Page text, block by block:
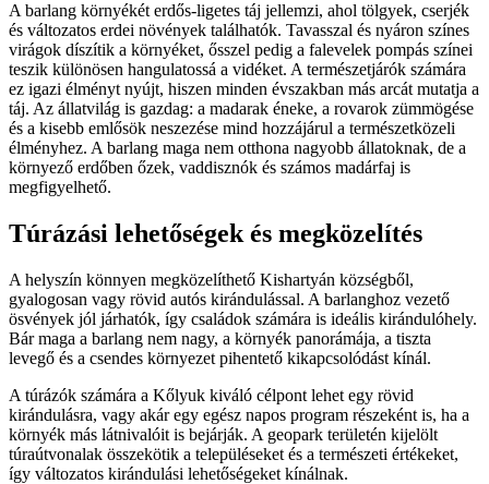
A barlang környékét erdős-ligetes táj jellemzi, ahol tölgyek, cserjék
és változatos erdei növények találhatók. Tavasszal és nyáron színes
virágok díszítik a környéket, ősszel pedig a falevelek pompás színei
teszik különösen hangulatossá a vidéket. A természetjárók számára
ez igazi élményt nyújt, hiszen minden évszakban más arcát mutatja a
táj. Az állatvilág is gazdag: a madarak éneke, a rovarok zümmögése
és a kisebb emlősök neszezése mind hozzájárul a természetközeli
élményhez. A barlang maga nem otthona nagyobb állatoknak, de a
környező erdőben őzek, vaddisznók és számos madárfaj is
megfigyelhető.
Túrázási lehetőségek és megközelítés
A helyszín könnyen megközelíthető Kishartyán községből,
gyalogosan vagy rövid autós kirándulással. A barlanghoz vezető
ösvények jól járhatók, így családok számára is ideális kirándulóhely.
Bár maga a barlang nem nagy, a környék panorámája, a tiszta
levegő és a csendes környezet pihentető kikapcsolódást kínál.
A túrázók számára a Kőlyuk kiváló célpont lehet egy rövid
kirándulásra, vagy akár egy egész napos program részeként is, ha a
környék más látnivalóit is bejárják. A geopark területén kijelölt
túraútvonalak összekötik a településeket és a természeti értékeket,
így változatos kirándulási lehetőségeket kínálnak.